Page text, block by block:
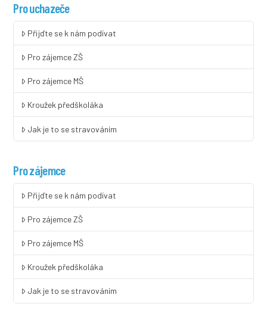
Pro uchazeče
Přijďte se k nám podívat
Pro zájemce ZŠ
Pro zájemce MŠ
Kroužek předškoláka
Jak je to se stravováním
Pro zájemce
Přijďte se k nám podívat
Pro zájemce ZŠ
Pro zájemce MŠ
Kroužek předškoláka
Jak je to se stravováním